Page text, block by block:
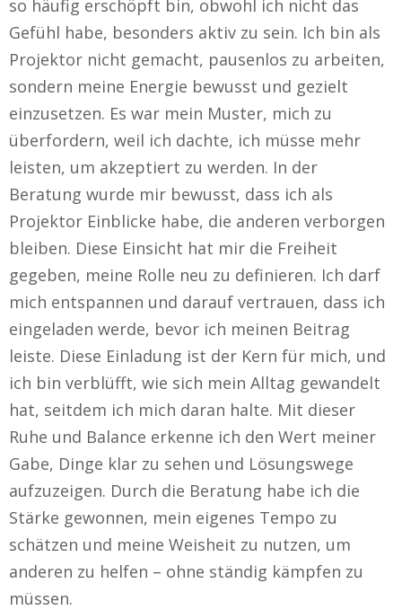
so häufig erschöpft bin, obwohl ich nicht das
Gefühl habe, besonders aktiv zu sein. Ich bin als
Projektor nicht gemacht, pausenlos zu arbeiten,
sondern meine Energie bewusst und gezielt
einzusetzen. Es war mein Muster, mich zu
überfordern, weil ich dachte, ich müsse mehr
leisten, um akzeptiert zu werden. In der
Beratung wurde mir bewusst, dass ich als
Projektor Einblicke habe, die anderen verborgen
bleiben. Diese Einsicht hat mir die Freiheit
gegeben, meine Rolle neu zu definieren. Ich darf
mich entspannen und darauf vertrauen, dass ich
eingeladen werde, bevor ich meinen Beitrag
leiste. Diese Einladung ist der Kern für mich, und
ich bin verblüfft, wie sich mein Alltag gewandelt
hat, seitdem ich mich daran halte. Mit dieser
Ruhe und Balance erkenne ich den Wert meiner
Gabe, Dinge klar zu sehen und Lösungswege
aufzuzeigen. Durch die Beratung habe ich die
Stärke gewonnen, mein eigenes Tempo zu
schätzen und meine Weisheit zu nutzen, um
anderen zu helfen – ohne ständig kämpfen zu
müssen.